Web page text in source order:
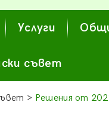
Услуги
съвет
> Решения от